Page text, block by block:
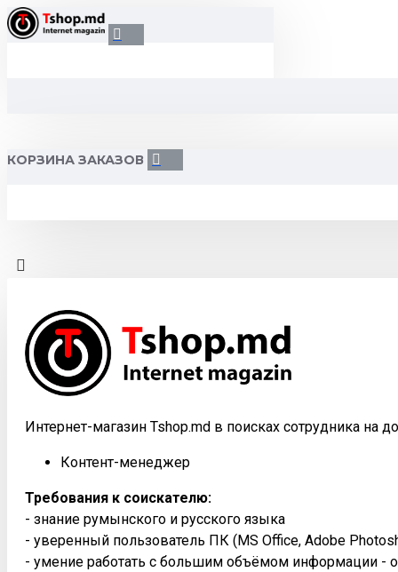
КОРЗИНА ЗАКАЗОВ
Интернет-магазин Tshop.md в поисках сотрудника на
Контент-менеджер
Требования к соискателю:
- знание румынского и русского языка
- уверенный пользователь ПК (MS Office, Adobe
- умение работать с большим объёмом информации -